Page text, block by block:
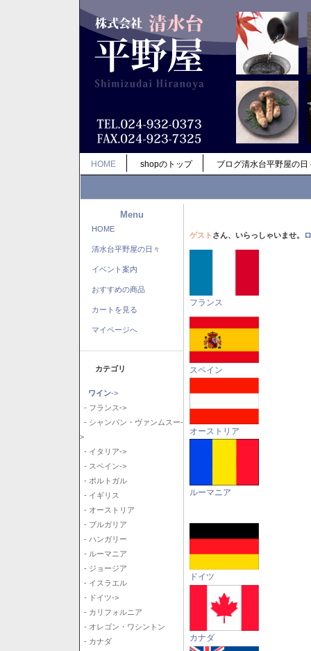
HOME shopのトップ ブログ清水台平野屋の日
Menu
HOME
清水台平野屋の日々
イベント案内
おすすめの商品
カートを見る
マイページへ
カテゴリ
ワイン->
- フランス->
- シャンパン・ヴァンムスー-
>
- イタリア->
- スペイン->
- ポルトガル
- イギリス
- オーストリア
- ブルガリア
- ハンガリー
- ルーマニア
- ジョージア
- イスラエル
- ドイツ->
- カリフォルニア
- オレゴン・ワシントン
- カナダ
ゲスト さん、いらっしゃいませ。
フランス
スペイン
オーストリア
ルーマニア
ドイツ
カナダ